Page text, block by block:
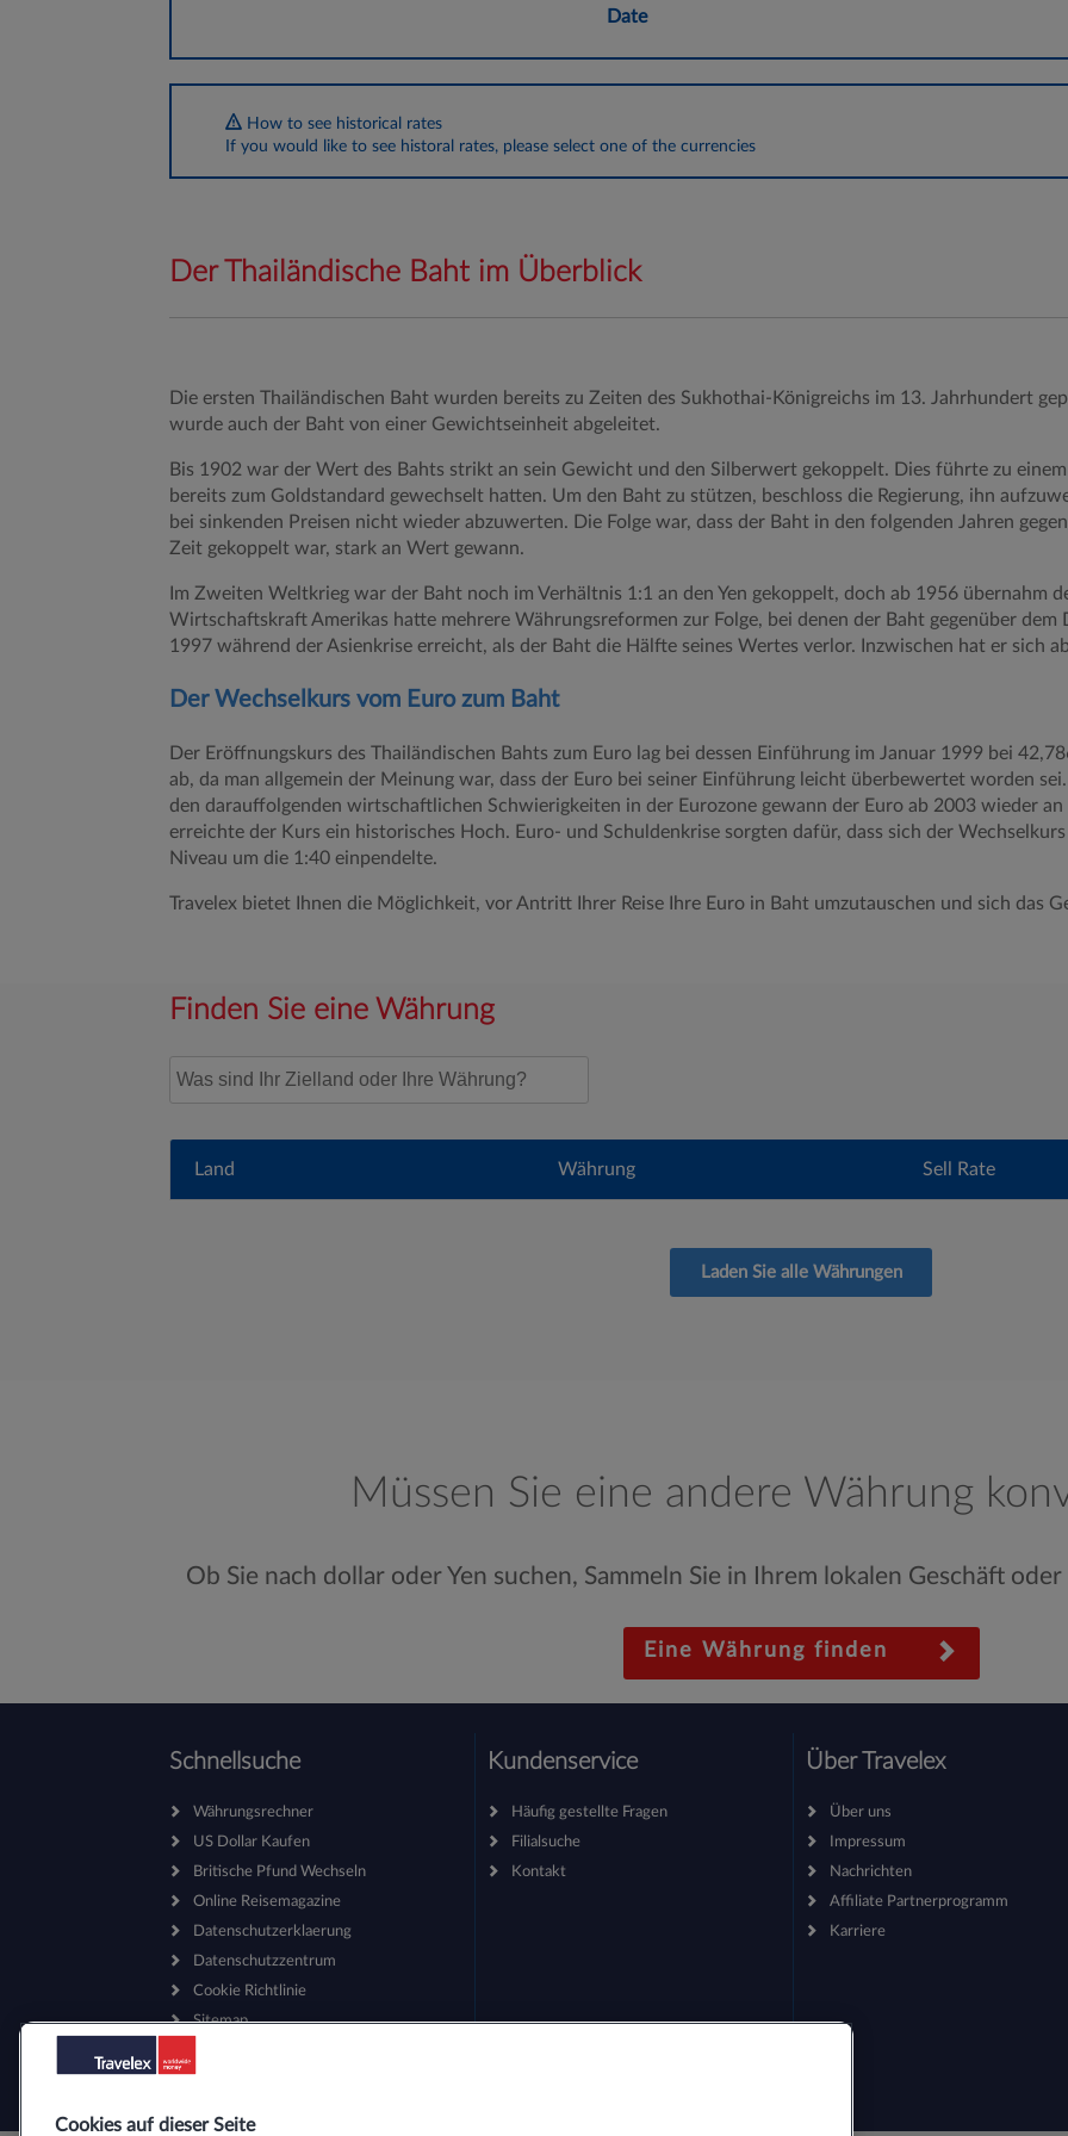
Date
How to see historical rates
If you would like to see historal rates, please select one of the currencies
Der Thailändische Baht im Überblick
Die ersten Thailändischen Baht wurden bereits zu Zeiten des Sukhothai-Königreichs im 13. Jahrhundert
wurde auch der Baht von einer Gewichtseinheit abgeleitet.
Bis 1902 war der Wert des Bahts strikt an sein Gewicht und den Silberwert gekoppelt. Dies führte zu
bereits zum Goldstandard gewechselt hatten. Um den Baht zu stützen, beschloss die Regierung, ihn
bei sinkenden Preisen nicht wieder abzuwerten. Die Folge war, dass der Baht in den folgenden Jahren
Zeit gekoppelt war, stark an Wert gewann.
Im Zweiten Weltkrieg war der Baht noch im Verhältnis 1:1 an den Yen gekoppelt, doch ab 1956 übernahm
Wirtschaftskraft Amerikas hatte mehrere Währungsreformen zur Folge, bei denen der Baht gegenüber
1997 während der Asienkrise erreicht, als der Baht die Hälfte seines Wertes verlor. Inzwischen hat er sich
Der Wechselkurs vom Euro zum Baht
Der Eröffnungskurs des Thailändischen Bahts zum Euro lag bei dessen Einführung im Januar 1999 bei
ab, da man allgemein der Meinung war, dass der Euro bei seiner Einführung leicht überbewertet worden
den darauffolgenden wirtschaftlichen Schwierigkeiten in der Eurozone gewann der Euro ab 2003 wieder
erreichte der Kurs ein historisches Hoch. Euro- und Schuldenkrise sorgten dafür, dass sich der
Niveau um die 1:40 einpendelte.
Travelex bietet Ihnen die Möglichkeit, vor Antritt Ihrer Reise Ihre Euro in Baht umzutauschen und sich das
Finden Sie eine Währung
Land Währung Sell Rate
Laden Sie alle Währungen
Müssen Sie eine andere Währung
Ob Sie nach dollar oder Yen suchen, Sammeln Sie in Ihrem lokalen Geschäft
Eine Währung finden
Schnellsuche
Währungsrechner
US Dollar Kaufen
Britische Pfund Wechseln
Online Reisemagazine
Datenschutzerklaerung
Datenschutzzentrum
Cookie Richtlinie
Sitemap
Kundenservice
Häufig gestellte Fragen
Filialsuche
Kontakt
Über Travelex
Über uns
Impressum
Nachrichten
Affiliate Partnerprogramm
Karriere
Cookies auf dieser Seite